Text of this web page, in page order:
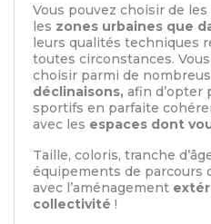
Vous pouvez choisir de
les zones urbaines que
leurs qualités techniques
toutes circonstances.
choisir parmi de
déclinaisons, afin d’opter
sportifs en parfaite
avec les espaces dont
Taille, coloris, tranche
équipements de parcours
avec l’aménagement
collectivité !